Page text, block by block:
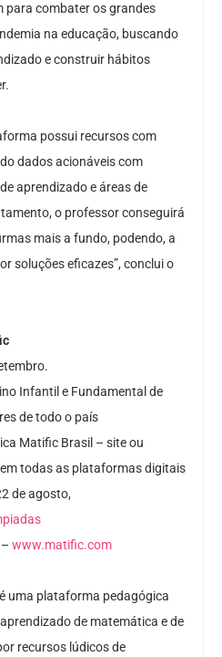
para combater os grandes
na educação, buscando
e construir hábitos
possui recursos com
dados acionáveis com
aprendizado e áreas de
o professor conseguirá
mais a fundo, podendo, a
soluções eficazes”, conclui o
Infantil e Fundamental de
de todo o país
Matific Brasil – site ou
todas as plataformas digitais
de agosto,
www.matific.com
uma plataforma pedagógica
de matemática e de
recursos lúdicos de